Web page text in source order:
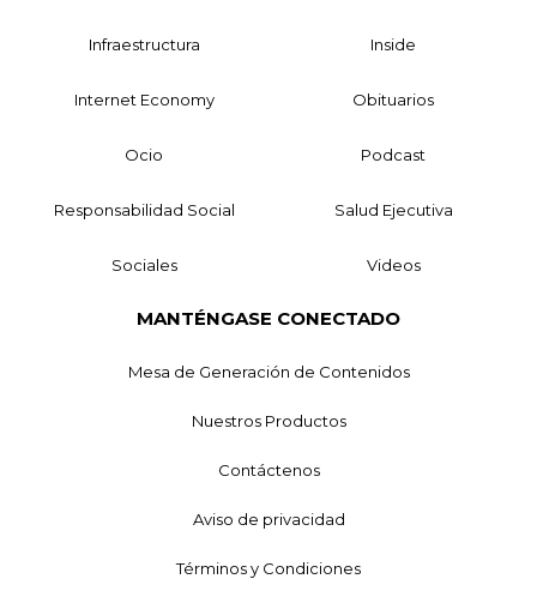
Infraestructura Inside
Internet Economy Obituarios
Ocio Podcast
Responsabilidad Social Salud Ejecutiva
Sociales Videos
MANTÉNGASE CONECTADO
Mesa de Generación de Contenidos
Nuestros Productos
Contáctenos
Aviso de privacidad
Términos y Condiciones